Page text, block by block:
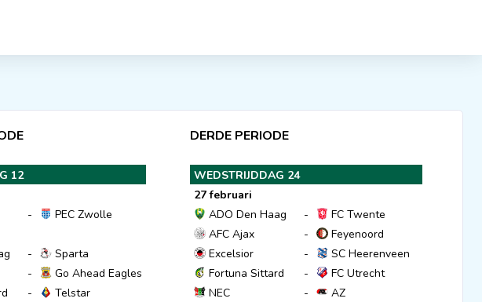
12
-
PEC Zwolle
-
Sparta
-
Go Ahead Eagles
-
Telstar
DERDE PERIODE
WEDSTRIJDDAG 24
27 februari
ADO Den Haag
-
FC Twente
AFC Ajax
-
Feyenoord
Excelsior
-
SC Heerenveen
Fortuna Sittard
-
FC Utrecht
NEC
-
AZ